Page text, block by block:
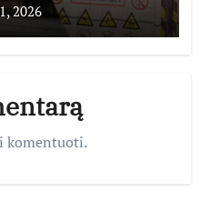
2026
komentuoti.